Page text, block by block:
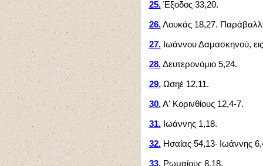
25.Έξοδος 33,20.
26.Λουκάς 18,27.
27.Ιωάννου Δαμασκηνού,
28.Δευτερονόμιο 5,24.
29.Ωσηέ 12,11.
30.Α' Κορινθίους 12,4-7.
31.Ιωάννης 1,18.
32.Ησαΐας 54,13· Ιωάννης
33.Ρωμαίους 8,18.